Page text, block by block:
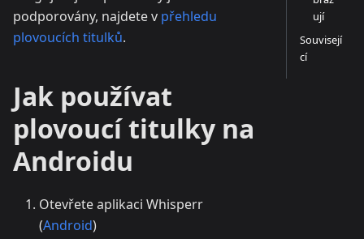
podporovány, najdete v přehledu
plovoucích titulků.
Jak používat
plovoucí titulky na
Androidu
Otevřete aplikaci Whisperr
(Android)
ují
Souvisejí
cí